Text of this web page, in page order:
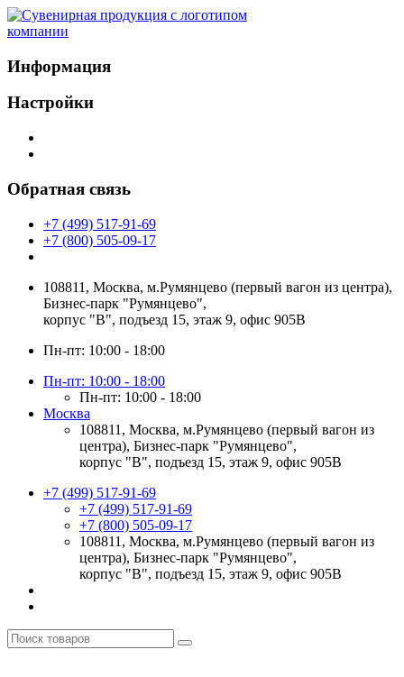
Информация
Настройки
Обратная связь
+7 (499) 517-91-69
+7 (800) 505-09-17
108811, Москва, м.Румянцево (первый вагон из центра),
Бизнес-парк "Румянцево",
корпус "В", подъезд 15, этаж 9, офис 905В
Пн-пт: 10:00 - 18:00
Пн-пт: 10:00 - 18:00
Пн-пт: 10:00 - 18:00
Москва
108811, Москва, м.Румянцево (первый вагон из
центра), Бизнес-парк "Румянцево",
корпус "В", подъезд 15, этаж 9, офис 905В
+7 (499) 517-91-69
+7 (499) 517-91-69
+7 (800) 505-09-17
108811, Москва, м.Румянцево (первый вагон из
центра), Бизнес-парк "Румянцево",
корпус "В", подъезд 15, этаж 9, офис 905В